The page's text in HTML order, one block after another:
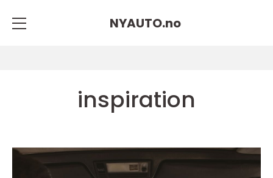
NYAUTO.no
inspiration